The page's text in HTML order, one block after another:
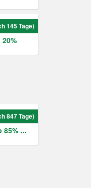
145 Tage)
20%
847 Tage)
85% ...